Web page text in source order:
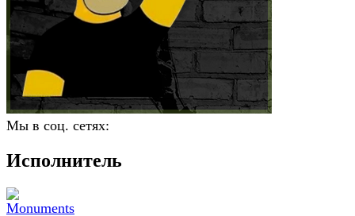
Мы в соц. сетях:
Исполнитель